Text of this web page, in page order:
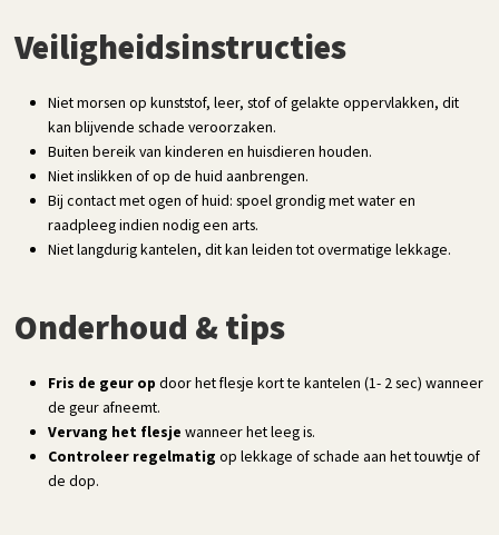
Veiligheidsinstructies
Niet morsen op kunststof, leer, stof of gelakte oppervlakken, dit
kan blijvende schade veroorzaken.
Buiten bereik van kinderen en huisdieren houden.
Niet inslikken of op de huid aanbrengen.
Bij contact met ogen of huid: spoel grondig met water en
raadpleeg indien nodig een arts.
Niet langdurig kantelen, dit kan leiden tot overmatige lekkage.
Onderhoud & tips
Fris de geur op door het flesje kort te kantelen (1- 2 sec) wanneer
de geur afneemt.
Vervang het flesjewanneer het leeg is.
Controleer regelmatig op lekkage of schade aan het touwtje of
de dop.